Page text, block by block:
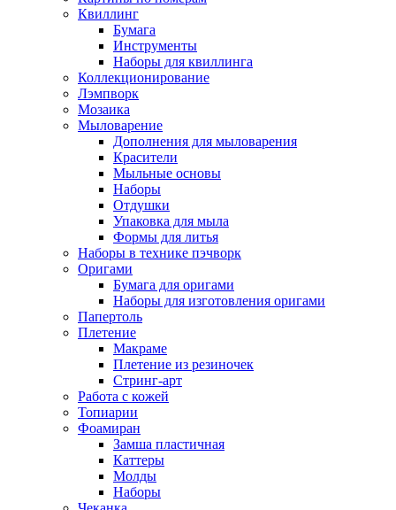
Квиллинг
Бумага
Инструменты
Наборы для квиллинга
Коллекционирование
Лэмпворк
Мозаика
Мыловарение
Дополнения для мыловарения
Красители
Мыльные основы
Наборы
Отдушки
Упаковка для мыла
Формы для литья
Наборы в технике пэчворк
Оригами
Бумага для оригами
Наборы для изготовления оригами
Папертоль
Плетение
Макраме
Плетение из резиночек
Стринг-арт
Работа с кожей
Топиарии
Фоамиран
Замша пластичная
Каттеры
Молды
Наборы